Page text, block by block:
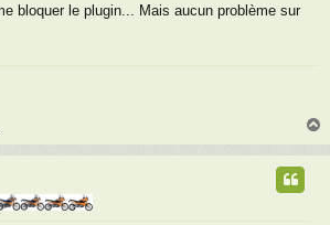
bloquer le plugin... Mais aucun problème sur